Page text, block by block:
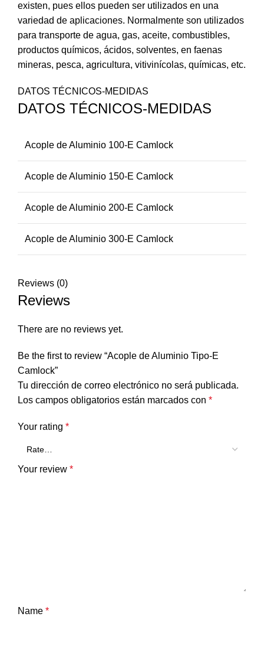
existen, pues ellos pueden ser utilizados en una
variedad de aplicaciones. Normalmente son utilizados
para transporte de agua, gas, aceite, combustibles,
productos químicos, ácidos, solventes, en faenas
mineras, pesca, agricultura, vitivinícolas, químicas, etc.
DATOS TÉCNICOS-MEDIDAS
DATOS TÉCNICOS-MEDIDAS
Acople de Aluminio 100-E Camlock
Acople de Aluminio 150-E Camlock
Acople de Aluminio 200-E Camlock
Acople de Aluminio 300-E Camlock
Reviews (0)
Reviews
There are no reviews yet.
Be the first to review “Acople de Aluminio Tipo-E
Camlock”
Tu dirección de correo electrónico no será publicada.
Los campos obligatorios están marcados con *
Your rating *
Your review *
Name *